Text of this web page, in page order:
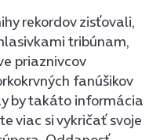
rekordov zisťovali,
tribúnam,
priaznivcov
fanúšikov
by takáto informácia
viac si vykričať svoje